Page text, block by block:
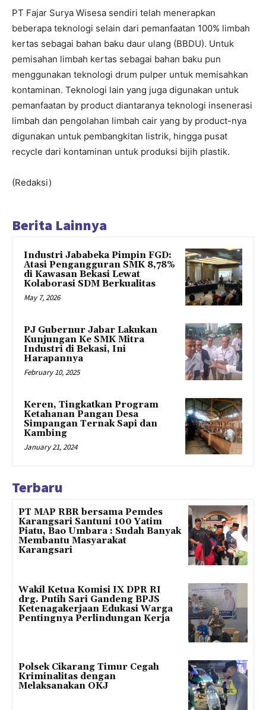
PT Fajar Surya Wisesa sendiri telah menerapkan
beberapa teknologi selain dari pemanfaatan 100% limbah
kertas sebagai bahan baku daur ulang (BBDU). Untuk
pemisahan limbah kertas sebagai bahan baku pun
menggunakan teknologi drum pulper untuk memisahkan
kontaminan. Teknologi lain yang juga digunakan untuk
pemanfaatan by product diantaranya teknologi insenerasi
limbah dan pengolahan limbah cair yang by product-nya
digunakan untuk pembangkitan listrik, hingga pusat
recycle dari kontaminan untuk produksi bijih plastik.
(Redaksi)
Berita Lainnya
Industri Jababeka Pimpin FGD:
Atasi Pengangguran SMK 8,78%
di Kawasan Bekasi Lewat
Kolaborasi SDM Berkualitas
May 7, 2026
PJ Gubernur Jabar Lakukan
Kunjungan Ke SMK Mitra
Industri di Bekasi, Ini
Harapannya
February 10, 2025
Keren, Tingkatkan Program
Ketahanan Pangan Desa
Simpangan Ternak Sapi dan
Kambing
January 21, 2024
Terbaru
PT MAP RBR bersama Pemdes
Karangsari Santuni 100 Yatim
Piatu, Bao Umbara : Sudah Banyak
Membantu Masyarakat
Karangsari
Wakil Ketua Komisi IX DPR RI
drg. Putih Sari Gandeng BPJS
Ketenagakerjaan Edukasi Warga
Pentingnya Perlindungan Kerja
Polsek Cikarang Timur Cegah
Kriminalitas dengan
Melaksanakan OKJ